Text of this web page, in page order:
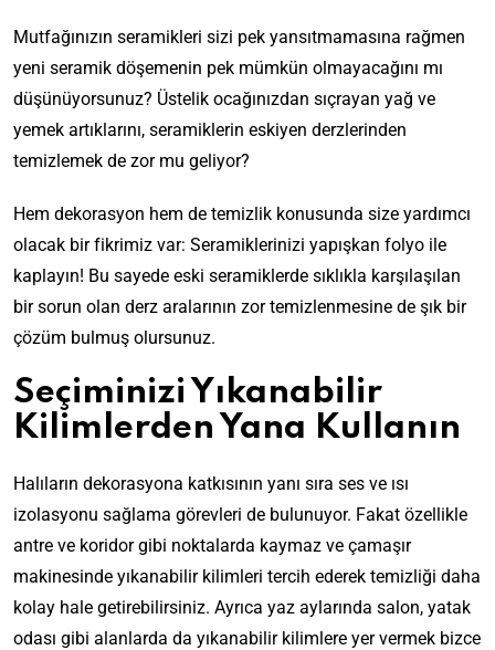
Mutfağınızın seramikleri sizi pek yansıtmamasına rağmen
yeni seramik döşemenin pek mümkün olmayacağını mı
düşünüyorsunuz? Üstelik ocağınızdan sıçrayan yağ ve
yemek artıklarını, seramiklerin eskiyen derzlerinden
temizlemek de zor mu geliyor?
Hem dekorasyon hem de temizlik konusunda size yardımcı
olacak bir fikrimiz var: Seramiklerinizi yapışkan folyo ile
kaplayın! Bu sayede eski seramiklerde sıklıkla karşılaşılan
bir sorun olan derz aralarının zor temizlenmesine de şık bir
çözüm bulmuş olursunuz.
Seçiminizi Yıkanabilir
Kilimlerden Yana Kullanın
Halıların dekorasyona katkısının yanı sıra ses ve ısı
izolasyonu sağlama görevleri de bulunuyor. Fakat özellikle
antre ve koridor gibi noktalarda kaymaz ve çamaşır
makinesinde yıkanabilir kilimleri tercih ederek temizliği daha
kolay hale getirebilirsiniz. Ayrıca yaz aylarında salon, yatak
odası gibi alanlarda da yıkanabilir kilimlere yer vermek bizce